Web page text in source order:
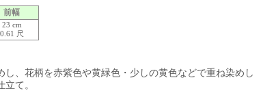
前幅
23 cm
0.61 尺
、花柄を赤紫色や黄緑色・少しの黄色などで重ね染めし
て。